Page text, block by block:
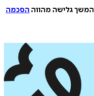
המשך גלישה מהווה הסכמה